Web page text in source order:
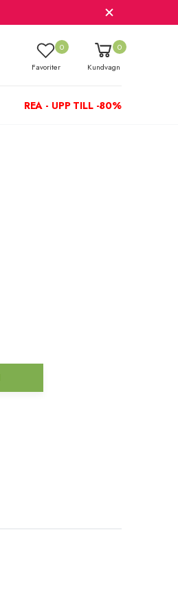
0
Favoriter
0
Kundvagn
REA - UPP TILL -80%